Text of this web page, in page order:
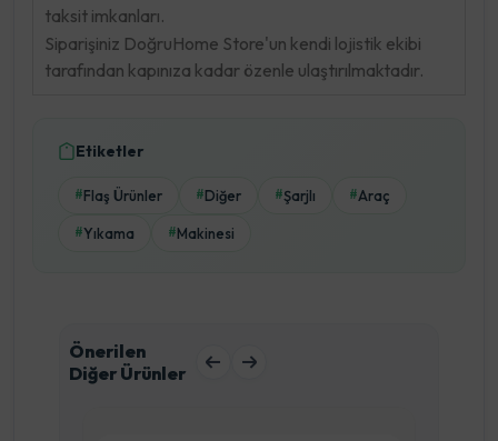
taksit imkanları.
Siparişiniz DoğruHome Store'un kendi lojistik ekibi
tarafından kapınıza kadar özenle ulaştırılmaktadır.
Etiketler
#Flaş Ürünler #Diğer #Şarjlı #Araç
#Yıkama #Makinesi
Önerilen
Diğer Ürünler